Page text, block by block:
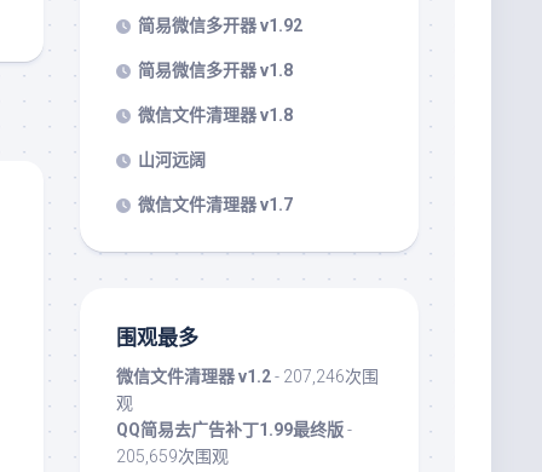
简易微信多开器 v1.92
简易微信多开器 v1.8
微信文件清理器 v1.8
山河远阔
微信文件清理器 v1.7
围观最多
微信文件清理器 v1.2- 207,246次围
观
QQ简易去广告补丁1.99最终版-
205,659次围观